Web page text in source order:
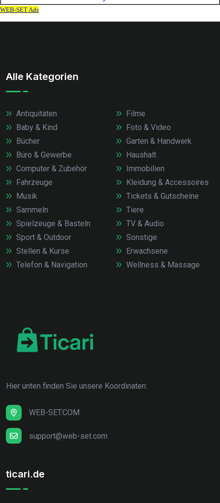
Alle Kategorien
Antiquitäten
Baby & Kind
Bücher
Büro & Gewerbe
Computer & Zubehör
Fahrzeuge
Filme
Foto & Video
Garten & Handwerk
Haushalt
Immobilien
Kleidung & Accessoires
Musik
Sammeln
Spielzeuge & Basteln
Sport & Outdoor
Stellen & Kurse
Telefon & Navigation
Tickets & Gutscheine
Tiere
TV & Audio
Sonstige
Erwachsene
Wellness & Massage
Hier unten finden Sie unsere Koordinaten:
WEB-SET.COM
support@web-set.com
ticari.de